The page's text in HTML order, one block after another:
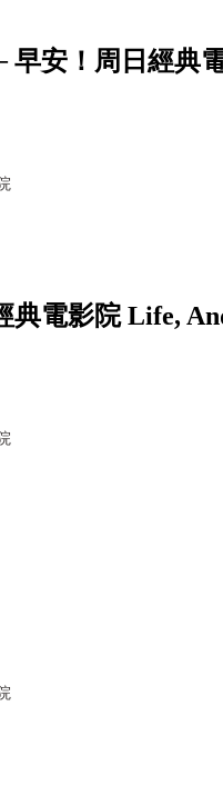
早安！周日經典
電影院 Life,